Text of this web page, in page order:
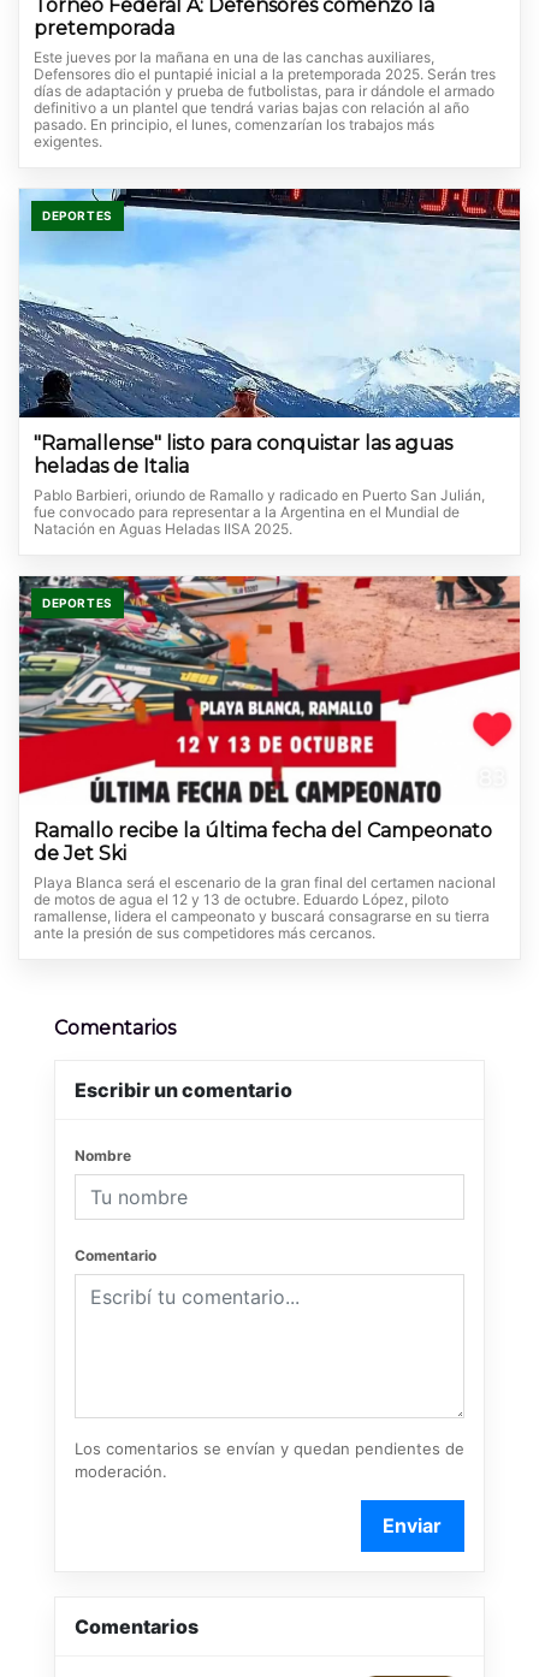
Torneo Federal A: Defensores comenzó la
pretemporada
Este jueves por la mañana en una de las canchas auxiliares,
Defensores dio el puntapié inicial a la pretemporada 2025. Serán tres
días de adaptación y prueba de futbolistas, para ir dándole el armado
definitivo a un plantel que tendrá varias bajas con relación al año
pasado. En principio, el lunes, comenzarían los trabajos más
exigentes.
DEPORTES
"Ramallense" listo para conquistar las aguas
heladas de Italia
Pablo Barbieri, oriundo de Ramallo y radicado en Puerto San Julián,
fue convocado para representar a la Argentina en el Mundial de
Natación en Aguas Heladas IISA 2025.
DEPORTES
Ramallo recibe la última fecha del Campeonato
de Jet Ski
Playa Blanca será el escenario de la gran final del certamen nacional
de motos de agua el 12 y 13 de octubre. Eduardo López, piloto
ramallense, lidera el campeonato y buscará consagrarse en su tierra
ante la presión de sus competidores más cercanos.
Comentarios
Escribir un comentario
Nombre
Comentario
Los comentarios se envían y quedan pendientes de
moderación.
Enviar
Comentarios